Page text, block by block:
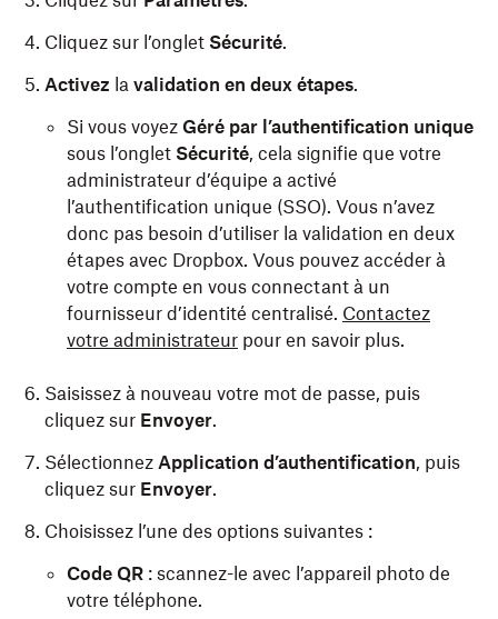
Cliquez sur l’onglet Sécurité.
Activez la validation en deux étapes.
Si vous voyez Géré par l’authentification unique
sous l’onglet Sécurité, cela signifie que votre
administrateur d’équipe a activé
l’authentification unique (SSO). Vous n’avez
donc pas besoin d’utiliser la validation en deux
étapes avec Dropbox. Vous pouvez accéder à
votre compte en vous connectant à un
fournisseur d’identité centralisé. Contactez
votre administrateur pour en savoir plus.
Saisissez à nouveau votre mot de passe, puis
cliquez sur Envoyer.
Sélectionnez Application d’authentification, puis
cliquez sur Envoyer.
Choisissez l’une des options suivantes :
Code QR : scannez-le avec l’appareil photo de
votre téléphone.